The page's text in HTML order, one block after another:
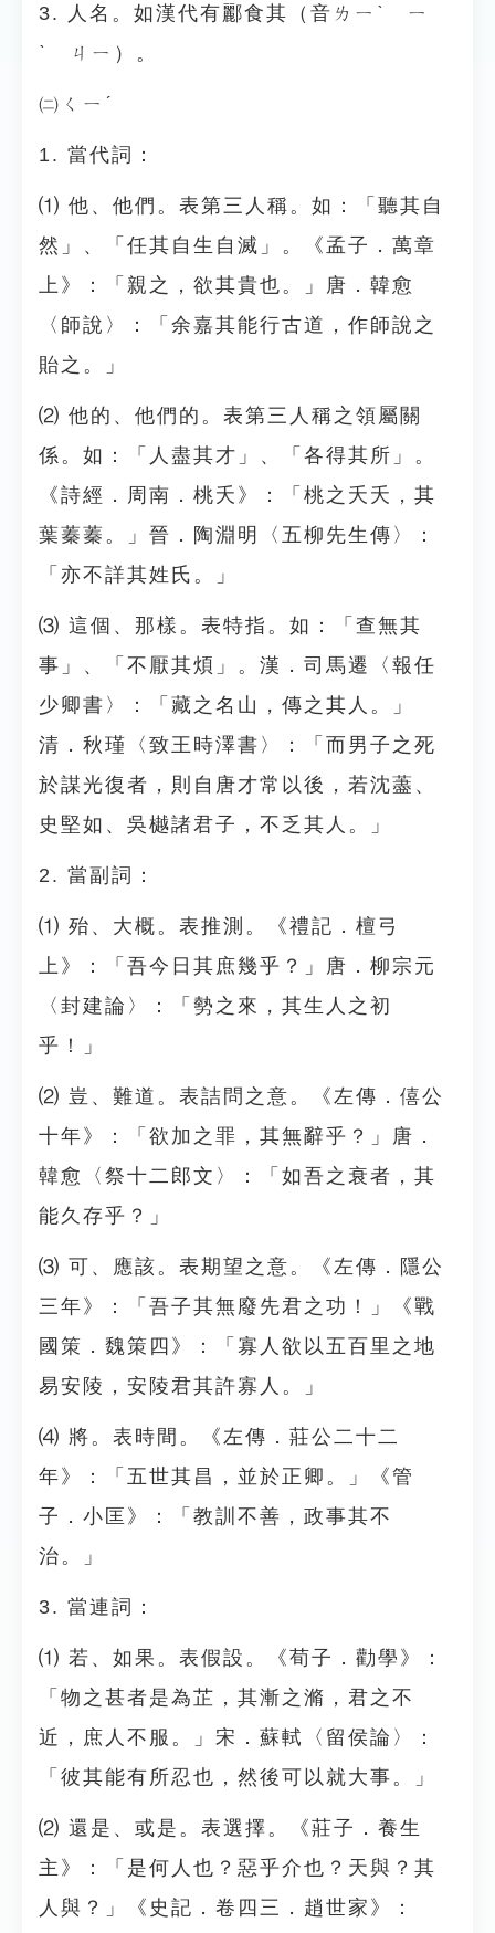
3. 人名。如漢代有酈食其（音ㄌㄧˋ ㄧ
ˋ ㄐㄧ）。
㈡ㄑㄧˊ
1. 當代詞：
⑴ 他、他們。表第三人稱。如：「聽其自
然」、「任其自生自滅」。《孟子．萬章
上》：「親之，欲其貴也。」唐．韓愈
〈師說〉：「余嘉其能行古道，作師說之
貽之。」
⑵ 他的、他們的。表第三人稱之領屬關
係。如：「人盡其才」、「各得其所」。
《詩經．周南．桃夭》：「桃之夭夭，其
葉蓁蓁。」晉．陶淵明〈五柳先生傳〉：
「亦不詳其姓氏。」
⑶ 這個、那樣。表特指。如：「查無其
事」、「不厭其煩」。漢．司馬遷〈報任
少卿書〉：「藏之名山，傳之其人。」
清．秋瑾〈致王時澤書〉：「而男子之死
於謀光復者，則自唐才常以後，若沈藎、
史堅如、吳樾諸君子，不乏其人。」
2. 當副詞：
⑴ 殆、大概。表推測。《禮記．檀弓
上》：「吾今日其庶幾乎？」唐．柳宗元
〈封建論〉：「勢之來，其生人之初
乎！」
⑵ 豈、難道。表詰問之意。《左傳．僖公
十年》：「欲加之罪，其無辭乎？」唐．
韓愈〈祭十二郎文〉：「如吾之衰者，其
能久存乎？」
⑶ 可、應該。表期望之意。《左傳．隱公
三年》：「吾子其無廢先君之功！」《戰
國策．魏策四》：「寡人欲以五百里之地
易安陵，安陵君其許寡人。」
⑷ 將。表時間。《左傳．莊公二十二
年》：「五世其昌，並於正卿。」《管
子．小匡》：「教訓不善，政事其不
治。」
3. 當連詞：
⑴ 若、如果。表假設。《荀子．勸學》：
「物之甚者是為芷，其漸之滫，君之不
近，庶人不服。」宋．蘇軾〈留侯論〉：
「彼其能有所忍也，然後可以就大事。」
⑵ 還是、或是。表選擇。《莊子．養生
主》：「是何人也？惡乎介也？天與？其
人與？」《史記．卷四三．趙世家》：